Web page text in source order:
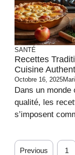
SANTÉ
Recettes
Cuisine
Octobre 16, 2025
Dans un
qualité, les
s’imposent
Previous 1